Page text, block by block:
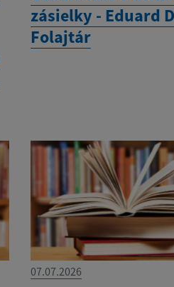
zásielky - Eduard
Folajtár
07.07.2026